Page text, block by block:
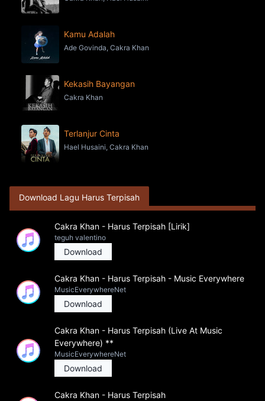
Kamu Adalah
Ade Govinda, Cakra Khan
Kekasih Bayangan
Cakra Khan
Terlanjur Cinta
Hael Husaini, Cakra Khan
Download Lagu Harus Terpisah
Cakra Khan - Harus Terpisah [Lirik]
teguh valentino
Download
Cakra Khan - Harus Terpisah - Music Everywhere
MusicEverywhereNet
Download
Cakra Khan - Harus Terpisah (Live At Music
Everywhere) **
MusicEverywhereNet
Download
Cakra Khan - Harus Terpisah